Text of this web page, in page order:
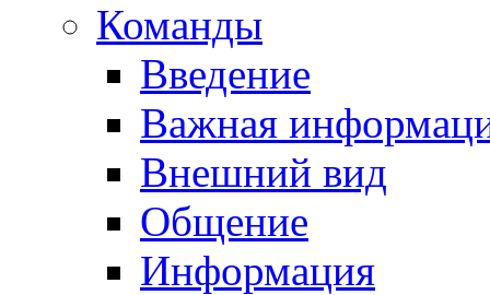
Команды
Введение
Важная
Внешний вид
Общение
Информация